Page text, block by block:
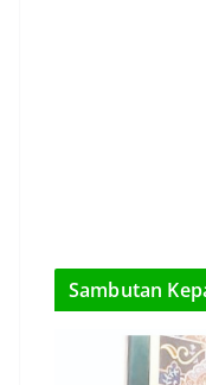
Sambutan